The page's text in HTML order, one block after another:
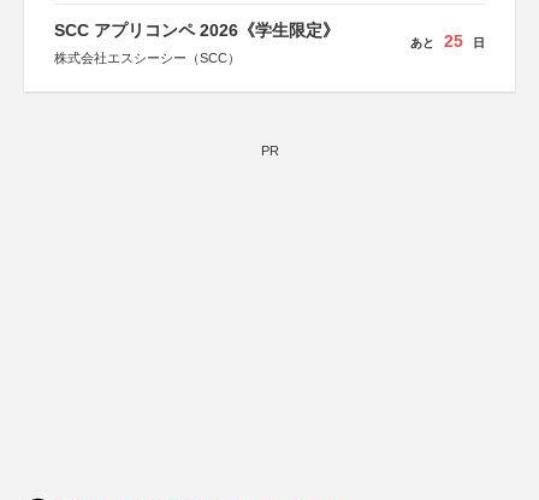
SCC アプリコンペ 2026《学生限定》
株式会社エスシーシー（SCC）
あと 25 日
PR